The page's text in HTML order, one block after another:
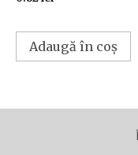
Adaugă în coș